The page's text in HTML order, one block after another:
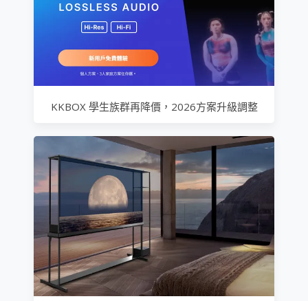
KKBOX 學生族群再降價，2026方案升級調整